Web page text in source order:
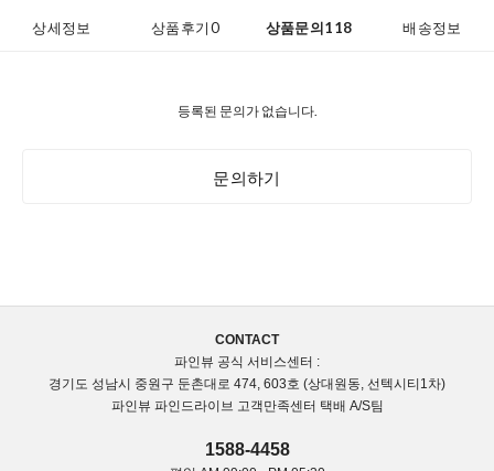
상세정보 상품후기0 상품문의118 배송정보
등록된 문의가 없습니다.
문의하기
CONTACT
파인뷰 공식 서비스센터 :
경기도 성남시 중원구 둔촌대로 474, 603호 (상대원동, 선텍시티1차)
파인뷰 파인드라이브 고객만족센터 택배 A/S팀
1588-4458